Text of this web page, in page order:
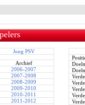
Jong PSV
Archief
2006-2007
2007-2008
2008-2009
2009-2010
2010-2011
2011-2012